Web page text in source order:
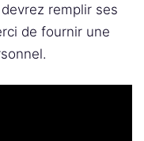
remplir ses
de fournir une